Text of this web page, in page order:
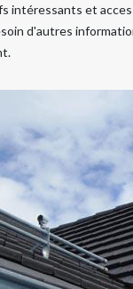
intéressants et
d'autres